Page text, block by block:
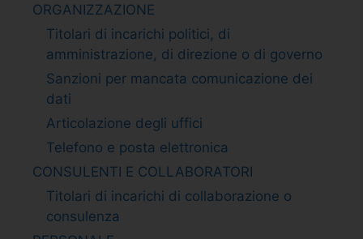
ORGANIZZAZIONE
Titolari di incarichi politici, di
amministrazione, di direzione o di governo
Sanzioni per mancata comunicazione dei
dati
Articolazione degli uffici
Telefono e posta elettronica
CONSULENTI E COLLABORATORI
Titolari di incarichi di collaborazione o
consulenza